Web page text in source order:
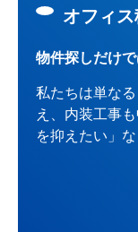
オフィ
物件探しだけ
私たちは単な
え、内装工事
を抑えたい」